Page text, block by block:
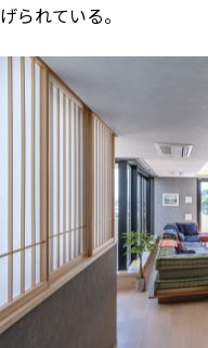
げられている。